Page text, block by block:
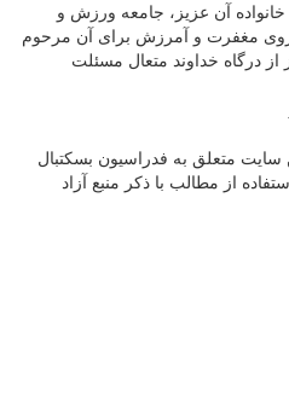
آن عزیز، جامعه ورزش و
مغفرت و آمرزش برای آن مرحوم
درگاه خداوند متعال مسئلت
متعلق به فدراسیون بسکتبال
از مطالب با ذكر منبع آزاد